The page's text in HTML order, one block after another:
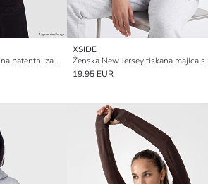
Dječja majica s kapuljačom na patentni zatvarač
XSIDE
19.95 EUR